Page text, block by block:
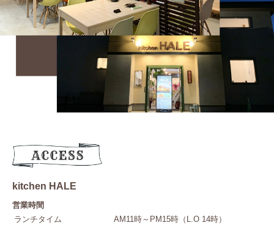
kitchen HALE
営業時間
ランチタイム
AM11時～PM15時（L.O 14時）